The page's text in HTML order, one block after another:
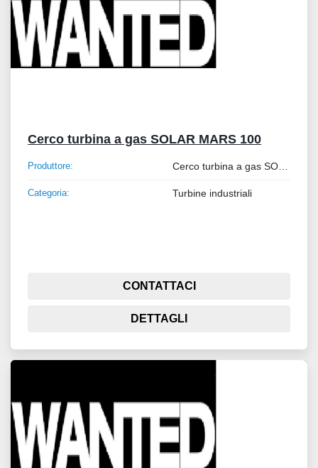
Cerco turbina a gas SOLAR MARS 100
Produttore: Cerco turbina a gas SOLAR MARS 100
Categoria: Turbine industriali
CONTATTACI
DETTAGLI